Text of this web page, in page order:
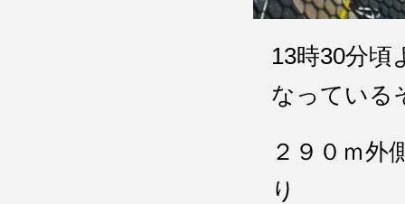
13時30分
なっている
２９０ｍ
り